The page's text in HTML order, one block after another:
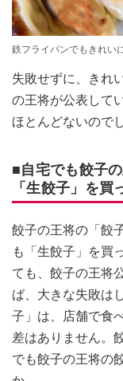
鉄フライパンでもきれい
失敗せずに、きれ
の王将が公表して
ほとんどないので
■自宅でも餃子
「生餃子」を買
餃子の王将の「餃
も「生餃子」を買
ても、餃子の王将
ば、大きな失敗は
子」は、店舗で食
差はありません。
でも餃子の王将の